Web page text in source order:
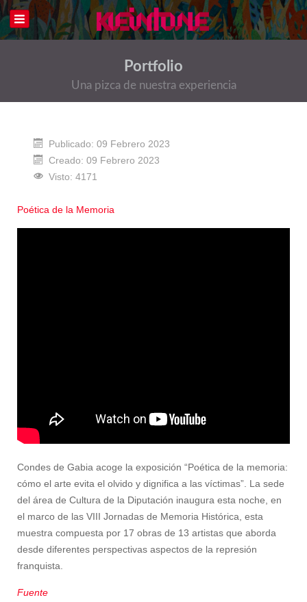
Portfolio
Una pizca de nuestra experiencia
Publicado: 09 Febrero 2023
Creado: 09 Febrero 2023
Visto: 4171
Poética de la Memoria
Condes de Gabia acoge la exposición “Poética de la memoria:
cómo el arte evita el olvido y dignifica a las víctimas”. La sede
del área de Cultura de la Diputación inaugura esta noche, en
el marco de las VIII Jornadas de Memoria Histórica, esta
muestra compuesta por 17 obras de 13 artistas que aborda
desde diferentes perspectivas aspectos de la represión
franquista.
Fuente